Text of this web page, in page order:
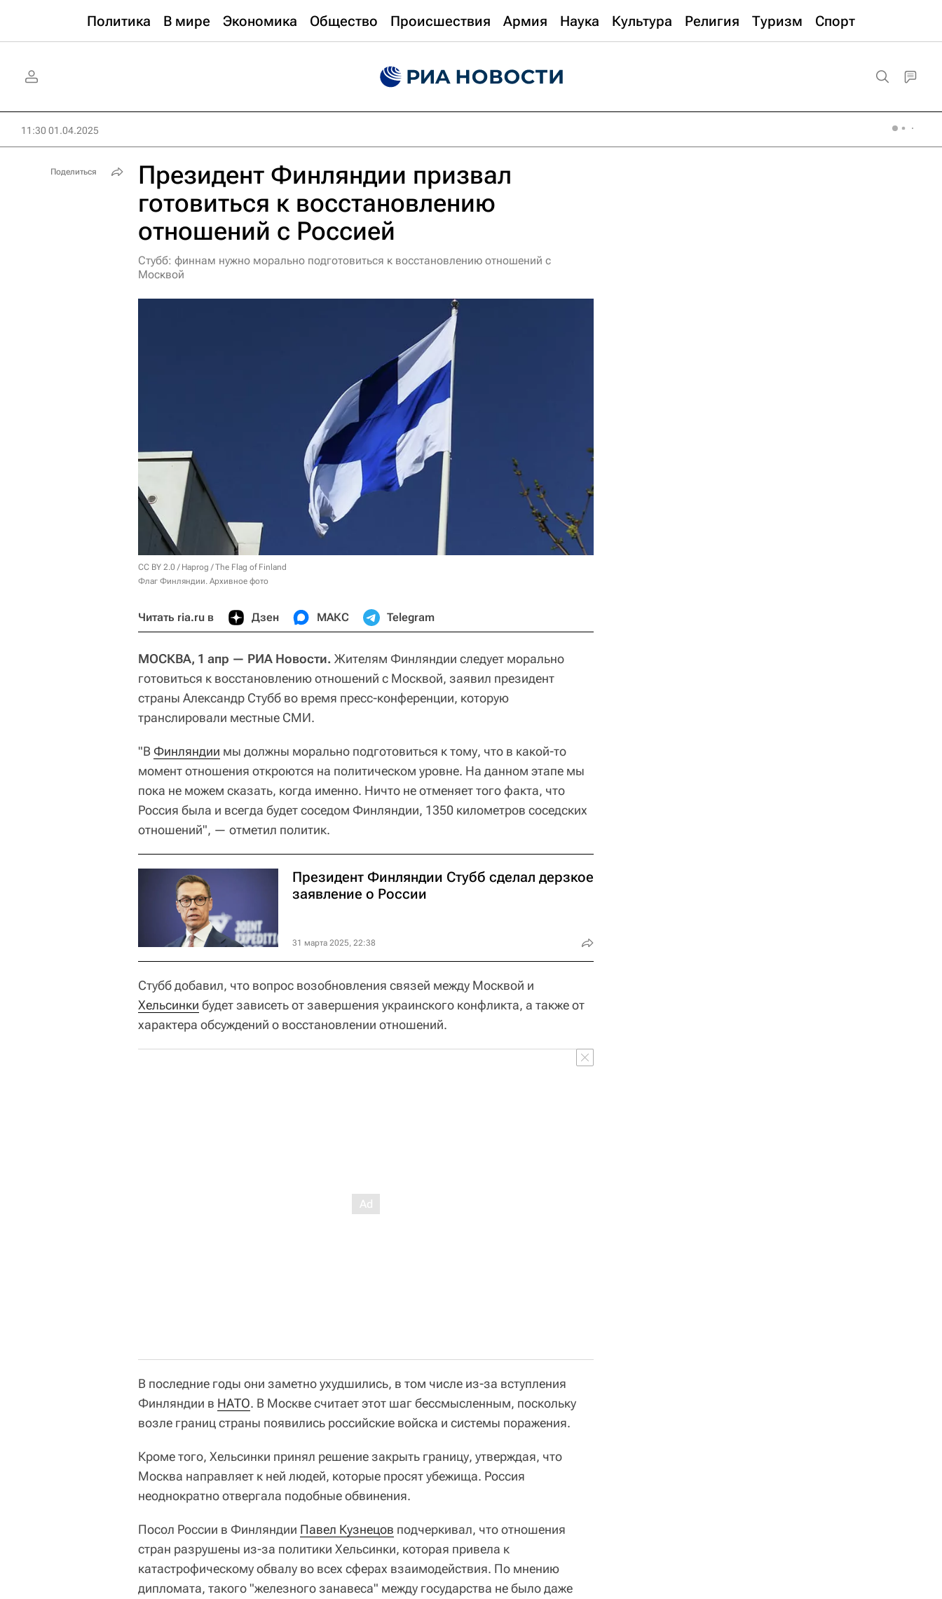
Политика В мире Экономика Общество Происшествия Армия Наука Культура Религия Туризм Спорт
11:30 01.04.2025
Президент Финляндии призвал
готовиться к восстановлению
отношений с Россией
Стубб: финнам нужно морально подготовиться к восстановлению отношений с
Москвой
CC BY 2.0 / Haprog /The Flag of Finland
Флаг Финляндии. Архивное фото
Читать ria.ru в Дзен МАКС Telegram
МОСКВА, 1 апр — РИА Новости. Жителям Финляндии следует морально
готовиться к восстановлению отношений с Москвой, заявил президент
страны Александр Стубб во время пресс-конференции, которую
транслировали местные СМИ.
"В Финляндии мы должны морально подготовиться к тому, что в какой-то
момент отношения откроются на политическом уровне. На данном этапе мы
пока не можем сказать, когда именно. Ничто не отменяет того факта, что
Россия была и всегда будет соседом Финляндии, 1350 километров соседских
отношений", — отметил политик.
Президент Финляндии Стубб сделал дерзкое
заявление о России
31 марта 2025, 22:38
Стубб добавил, что вопрос возобновления связей между Москвой и
Хельсинки будет зависеть от завершения украинского конфликта, а также от
характера обсуждений о восстановлении отношений.
В последние годы они заметно ухудшились, в том числе из-за вступления
Финляндии в НАТО. В Москве считает этот шаг бессмысленным, поскольку
возле границ страны появились российские войска и системы поражения.
Кроме того, Хельсинки принял решение закрыть границу, утверждая, что
Москва направляет к ней людей, которые просят убежища. Россия
неоднократно отвергала подобные обвинения.
Посол России в Финляндии Павел Кузнецов подчеркивал, что отношения
стран разрушены из-за политики Хельсинки, которая привела к
катастрофическому обвалу во всех сферах взаимодействия. По мнению
дипломата, такого "железного занавеса" между государства не было даже
Поделиться